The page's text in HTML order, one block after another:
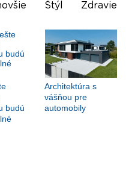
Štýl Zdravie
budú
Architektúra s
vášňou pre
automobily